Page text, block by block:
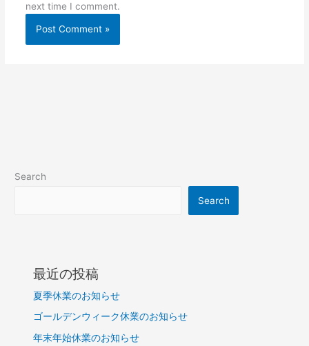
next time I comment.
Search
Search
最近の投稿
夏季休業のお知らせ
ゴールデンウィーク休業のお知らせ
年末年始休業のお知らせ